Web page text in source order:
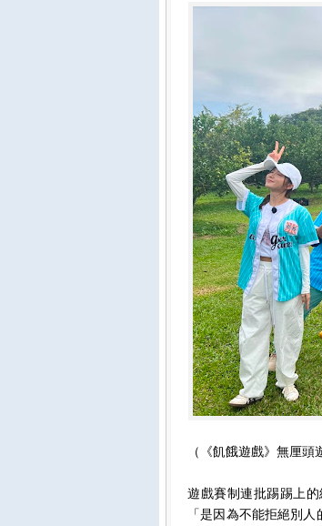
（《飢餓遊戲》無厘頭
遊戲賽制連批踢踢上
「是因為不能拒絕別